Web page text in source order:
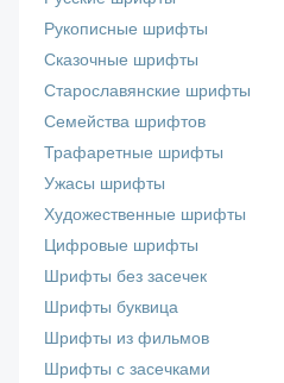
Рукописные шрифты
Сказочные шрифты
Старославянские шрифты
Семейства шрифтов
Трафаретные шрифты
Ужасы шрифты
Художественные шрифты
Цифровые шрифты
Шрифты без засечек
Шрифты буквица
Шрифты из фильмов
Шрифты с засечками